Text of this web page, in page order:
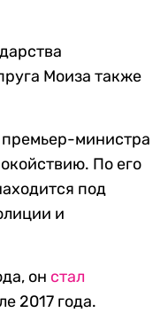
Моиза также
министра
По его
под
и
он стал
2017 года.